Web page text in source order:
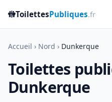
🚻ToilettesPubliques.fr
Accueil › Nord › Dunkerque
Toilettes
Dunkerque